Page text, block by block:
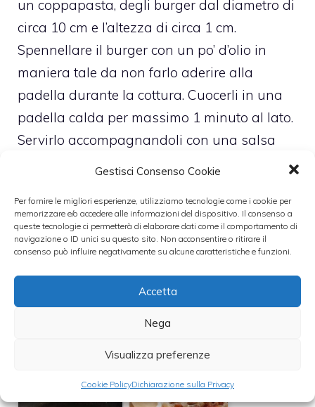
Gestisci Consenso Cookie
Per fornire le migliori esperienze, utilizziamo tecnologie come i cookie per
memorizzare e/o accedere alle informazioni del dispositivo. Il consenso a
queste tecnologie ci permetterà di elaborare dati come il comportamento di
navigazione o ID unici su questo sito. Non acconsentire o ritirare il
consenso può influire negativamente su alcune caratteristiche e funzioni.
Accetta
Nega
Visualizza preferenze
Cookie PolicyDichiarazione sulla Privacy
un coppapasta, degli burger dal diametro di
circa 10 cm e l’altezza di circa 1 cm.
Spennellare il burger con un po’ d’olio in
maniera tale da non farlo aderire alla
padella durante la cottura. Cuocerli in una
padella calda per massimo 1 minuto al lato.
Servirlo accompagnandoli con una salsa
conservati in frigo per 1 giorno se conservati
in un contenitore chiuso ermeticamente ed
in congelatore se li abbiamo preparati
utilizzando del tonno fresco. Nel caso sono
stati preparati con tonno congelato non è
Leggi anche: